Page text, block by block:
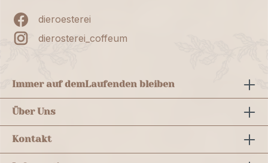
dieroesterei
dierosterei_coffeum
Immer auf demLaufenden bleiben
Über Uns
Kontakt